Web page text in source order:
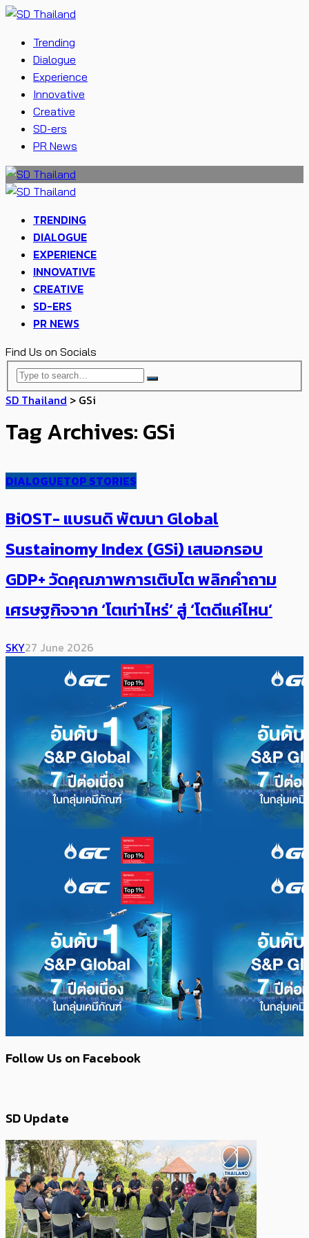
Trending
Dialogue
Experience
Innovative
Creative
SD-ers
PR News
TRENDING
DIALOGUE
EXPERIENCE
INNOVATIVE
CREATIVE
SD-ERS
PR NEWS
Find Us on Socials
SD Thailand > GSi
Tag Archives: GSi
DIALOGUETOP STORIES
BiOST- แบรนดิ พัฒนา​ Global
Sustainomy Index (GSi) เสนอกรอบ
GDP+ วัดคุณภาพการเติบโต พลิกคำถาม
เศรษฐกิจจาก ‘โตเท่าไหร่’ สู่ ‘โตดีแค่ไหน’
SKY27 June 2026
Follow Us on Facebook
SD Update